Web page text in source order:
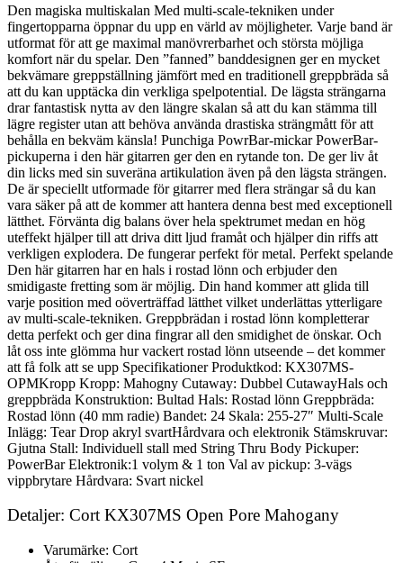
Den magiska multiskalan Med multi-scale-tekniken under
fingertopparna öppnar du upp en värld av möjligheter. Varje band är
utformat för att ge maximal manövrerbarhet och största möjliga
komfort när du spelar. Den ”fanned” banddesignen ger en mycket
bekvämare greppställning jämfört med en traditionell greppbräda så
att du kan upptäcka din verkliga spelpotential. De lägsta strängarna
drar fantastisk nytta av den längre skalan så att du kan stämma till
lägre register utan att behöva använda drastiska strängmått för att
behålla en bekväm känsla! Punchiga PowrBar-mickar PowerBar-
pickuperna i den här gitarren ger den en rytande ton. De ger liv åt
din licks med sin suveräna artikulation även på den lägsta strängen.
De är speciellt utformade för gitarrer med flera strängar så du kan
vara säker på att de kommer att hantera denna best med exceptionell
lätthet. Förvänta dig balans över hela spektrumet medan en hög
uteffekt hjälper till att driva ditt ljud framåt och hjälper din riffs att
verkligen explodera. De fungerar perfekt för metal. Perfekt spelande
Den här gitarren har en hals i rostad lönn och erbjuder den
smidigaste fretting som är möjlig. Din hand kommer att glida till
varje position med oöverträffad lätthet vilket underlättas ytterligare
av multi-scale-tekniken. Greppbrädan i rostad lönn kompletterar
detta perfekt och ger dina fingrar all den smidighet de önskar. Och
låt oss inte glömma hur vackert rostad lönn utseende – det kommer
att få folk att se upp Specifikationer Produktkod: KX307MS-
OPMKropp Kropp: Mahogny Cutaway: Dubbel CutawayHals och
greppbräda Konstruktion: Bultad Hals: Rostad lönn Greppbräda:
Rostad lönn (40 mm radie) Bandet: 24 Skala: 255-27″ Multi-Scale
Inlägg: Tear Drop akryl svartHårdvara och elektronik Stämskruvar:
Gjutna Stall: Individuell stall med String Thru Body Pickuper:
PowerBar Elektronik:1 volym & 1 ton Val av pickup: 3-vägs
vippbrytare Hårdvara: Svart nickel
Detaljer: Cort KX307MS Open Pore Mahogany
Varumärke: Cort